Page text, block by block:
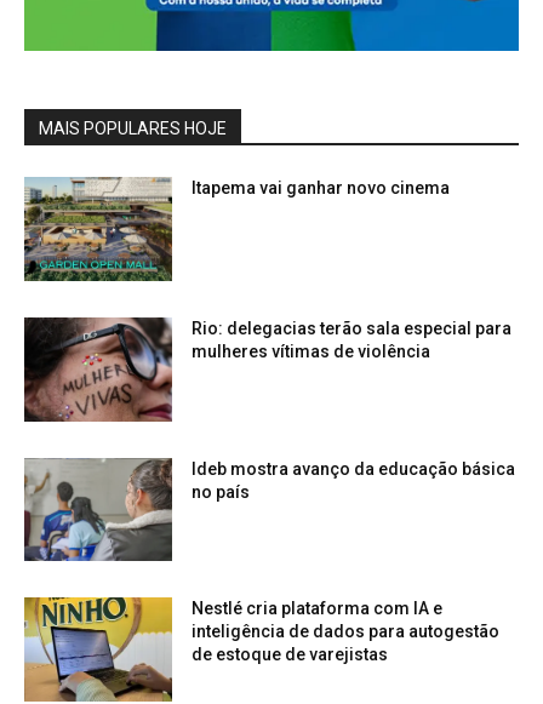
MAIS POPULARES HOJE
Itapema vai ganhar novo cinema
Rio: delegacias terão sala especial para
mulheres vítimas de violência
Ideb mostra avanço da educação básica
no país
Nestlé cria plataforma com IA e
inteligência de dados para autogestão
de estoque de varejistas